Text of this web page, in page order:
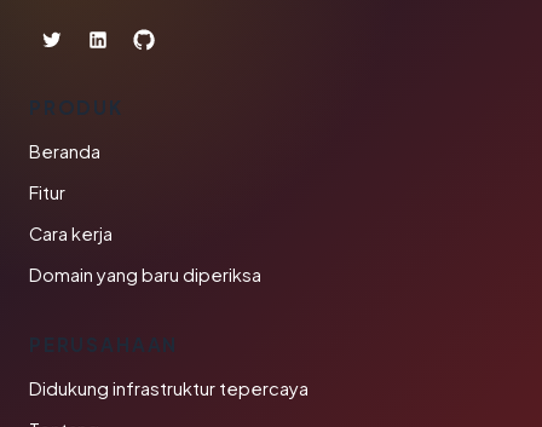
PRODUK
Beranda
Fitur
Cara kerja
Domain yang baru diperiksa
PERUSAHAAN
Didukung infrastruktur tepercaya